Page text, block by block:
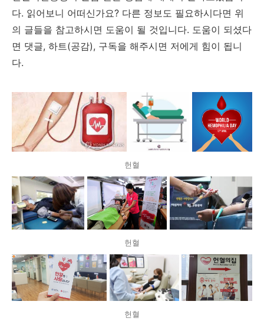
다. 읽어보니 어떠신가요? 다른 정보도 필요하시다면 위
의 글들을 참고하시면 도움이 될 것입니다. 도움이 되셨다
면 댓글, 하트(공감), 구독을 해주시면 저에게 힘이 됩니
다.
헌혈
헌혈
헌혈